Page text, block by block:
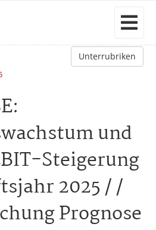
Unterrubriken
und
Steigerung
2025 / /
Prognose